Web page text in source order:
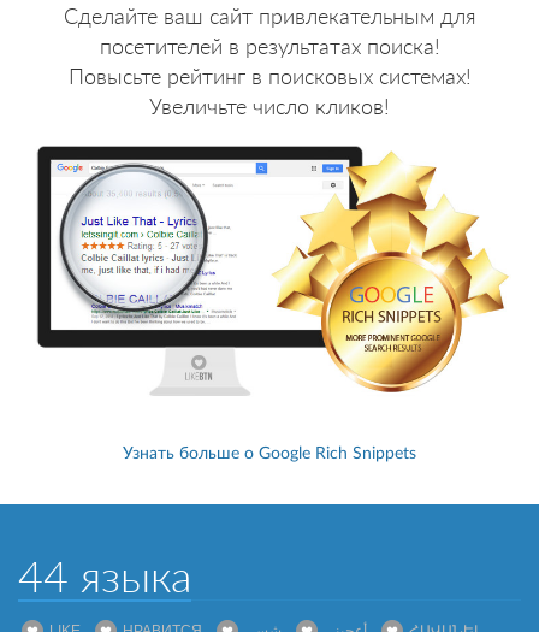
Сделайте ваш сайт привлекательным для
посетителей в результатах поиска!
Повысьте рейтинг в поисковых системах!
Увеличьте число кликов!
Узнать больше о Google Rich Snippets
44 языка